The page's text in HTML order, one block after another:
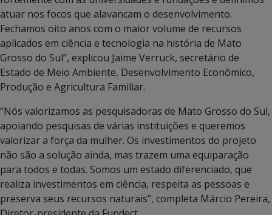
atuar nos focos que alavancam o desenvolvimento.
Fechamos oito anos com o maior volume de recursos
aplicados em ciência e tecnologia na história de Mato
Grosso do Sul”, explicou Jaime Verruck, secretário de
Estado de Meio Ambiente, Desenvolvimento Econômico,
Produção e Agricultura Familiar.
“Nós valorizamos as pesquisadoras de Mato Grosso do Sul,
apoiando pesquisas de várias instituições e queremos
valorizar a força da mulher. Os investimentos do projeto
não são a solução ainda, mas trazem uma equiparação
para todos e todas. Somos um estado diferenciado, que
realiza investimentos em ciência, respeita as pessoas e
preserva seus recursos naturais”, completa Márcio Pereira,